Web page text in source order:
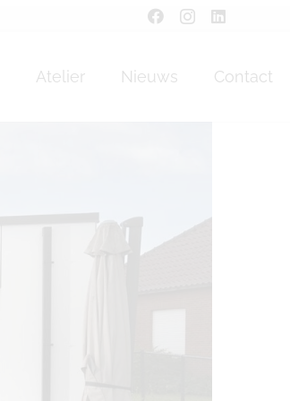
Atelier Nieuws Contact